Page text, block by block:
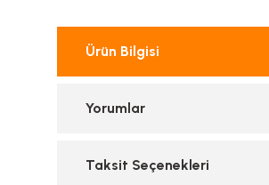
Ürün Bilgisi
Yorumlar
Taksit Seçenekleri